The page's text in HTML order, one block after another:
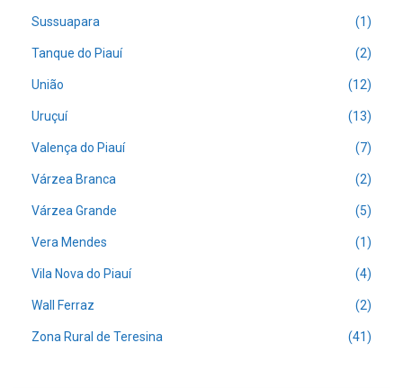
Sussuapara (1)
Tanque do Piauí (2)
União (12)
Uruçuí (13)
Valença do Piauí (7)
Várzea Branca (2)
Várzea Grande (5)
Vera Mendes (1)
Vila Nova do Piauí (4)
Wall Ferraz (2)
Zona Rural de Teresina (41)